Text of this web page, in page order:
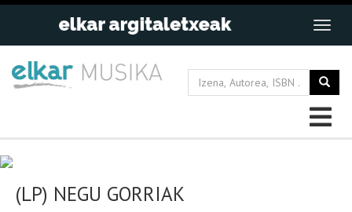
(LP) NEGU GORRIAK